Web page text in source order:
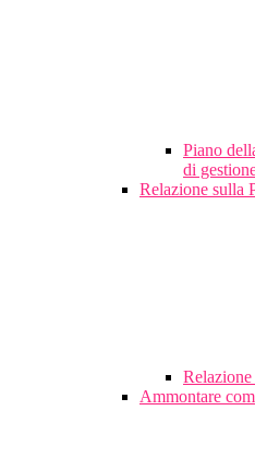
Piano
di
Relazione sulla
Ammontare